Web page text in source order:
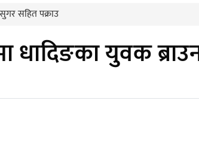
सहित पक्राउ
धादिङका युवक